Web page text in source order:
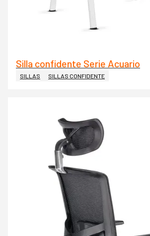
Silla confidente Serie Acuario
SILLAS SILLAS CONFIDENTE